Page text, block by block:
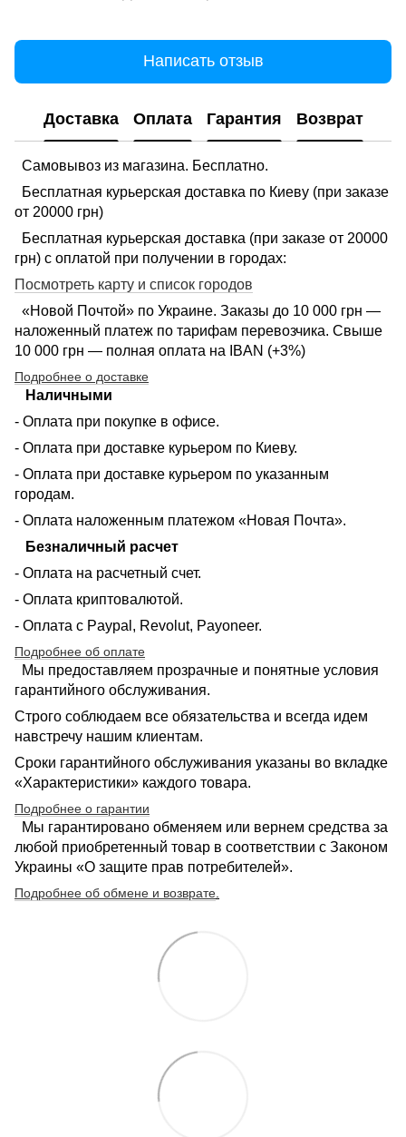
Написать отзыв
Доставка Оплата Гарантия Возврат
Самовывоз из магазина. Бесплатно.
Бесплатная курьерская доставка по Киеву (при заказе
от 20000 грн)
Бесплатная курьерская доставка (при заказе от 20000
грн) с оплатой при получении в городах:
Посмотреть карту и список городов
«Новой Почтой» по Украине. Заказы до 10 000 грн —
наложенный платеж по тарифам перевозчика. Свыше
10 000 грн — полная оплата на IBAN (+3%)
Подробнее о доставке
Наличными
- Оплата при покупке в офисе.
- Оплата при доставке курьером по Киеву.
- Оплата при доставке курьером по указанным
городам.
- Оплата наложенным платежом «Новая Почта».
Безналичный расчет
- Оплата на расчетный счет.
- Оплата криптовалютой.
- Оплата с Paypal, Revolut, Payoneer.
Подробнее об оплате
Мы предоставляем прозрачные и понятные условия
гарантийного обслуживания.
Строго соблюдаем все обязательства и всегда идем
навстречу нашим клиентам.
Сроки гарантийного обслуживания указаны во вкладке
«Характеристики» каждого товара.
Подробнее о гарантии
Мы гарантировано обменяем или вернем средства за
любой приобретенный товар в соответствии с Законом
Украины «О защите прав потребителей».
Подробнее об обмене и возврате